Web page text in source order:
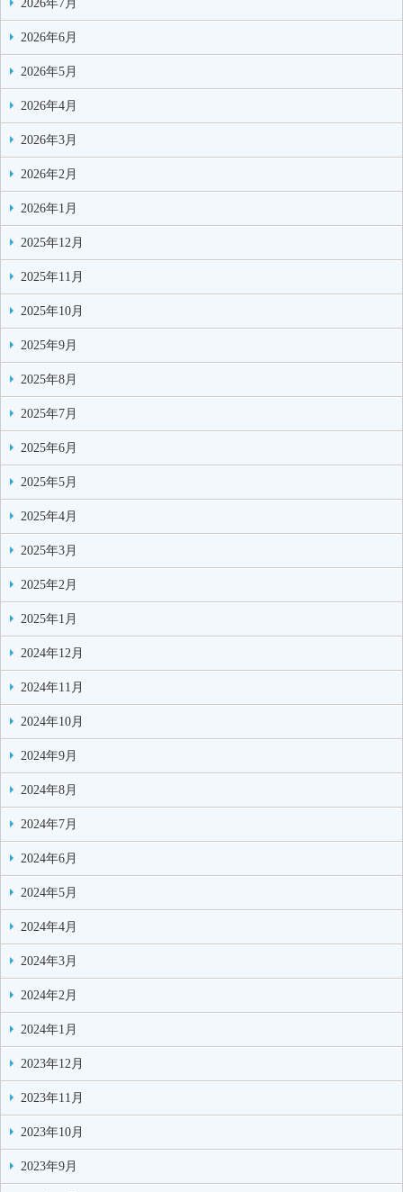
2026年7月
2026年6月
2026年5月
2026年4月
2026年3月
2026年2月
2026年1月
2025年12月
2025年11月
2025年10月
2025年9月
2025年8月
2025年7月
2025年6月
2025年5月
2025年4月
2025年3月
2025年2月
2025年1月
2024年12月
2024年11月
2024年10月
2024年9月
2024年8月
2024年7月
2024年6月
2024年5月
2024年4月
2024年3月
2024年2月
2024年1月
2023年12月
2023年11月
2023年10月
2023年9月